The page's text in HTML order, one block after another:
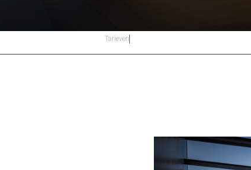
Tarieven